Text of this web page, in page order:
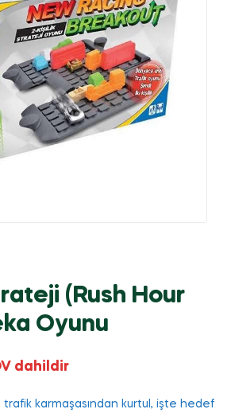
(Rush Hour
Oyunu
dahildir
karmaşasından kurtul, işte hedef